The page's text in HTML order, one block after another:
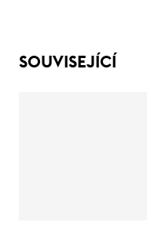
SOUVISEJÍCÍ